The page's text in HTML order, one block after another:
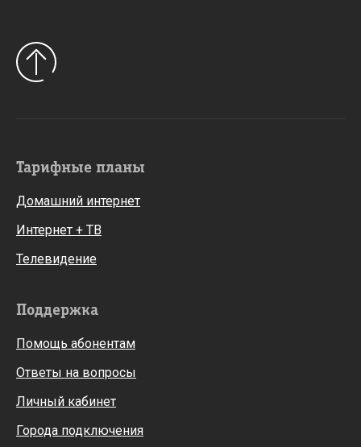
Тарифные планы
Домашний интернет
Интернет + ТВ
Телевидение
Поддержка
Помощь абонентам
Ответы на вопросы
Личный кабинет
Города подключения